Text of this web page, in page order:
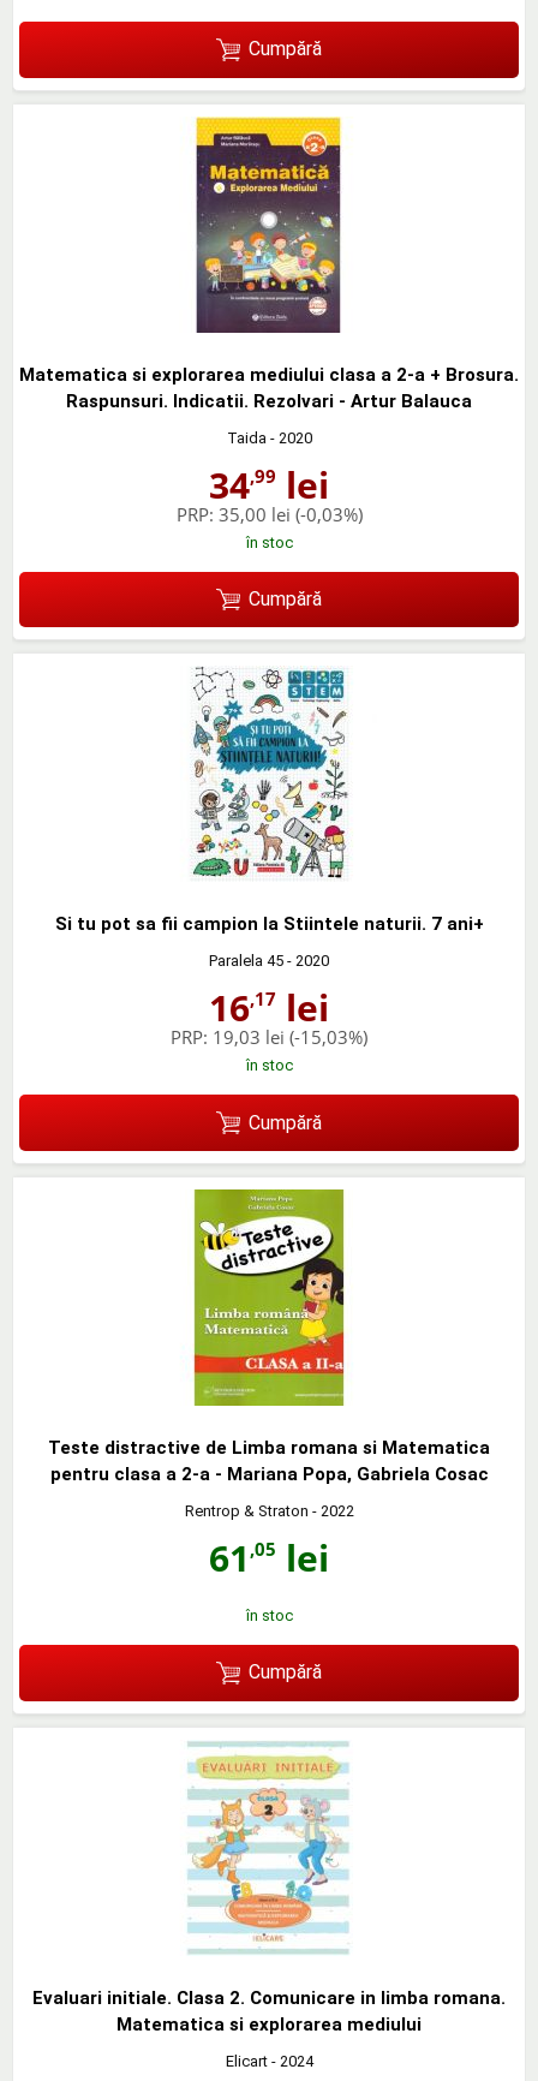
Cumpără
Matematica si explorarea mediului clasa a 2-a + Brosura.
Raspunsuri. Indicatii. Rezolvari - Artur Balauca
Taida - 2020
34,99 lei
PRP: 35,00 lei (-0,03%)
în stoc
Cumpără
Si tu pot sa fii campion la Stiintele naturii. 7 ani+
Paralela 45 - 2020
16,17 lei
PRP: 19,03 lei (-15,03%)
în stoc
Cumpără
Teste distractive de Limba romana si Matematica
pentru clasa a 2-a - Mariana Popa, Gabriela Cosac
Rentrop & Straton - 2022
61 ,05 lei
în stoc
Cumpără
Evaluari initiale. Clasa 2. Comunicare in limba romana.
Matematica si explorarea mediului
Elicart- 2024